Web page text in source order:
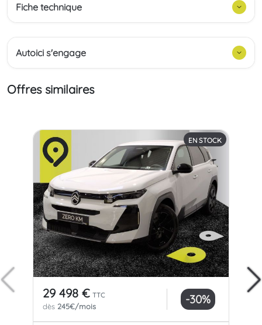
Fiche technique
Autoici s'engage
Offres similaires
EN STOCK
29 498 € TTC
dès 245€/mois -30%